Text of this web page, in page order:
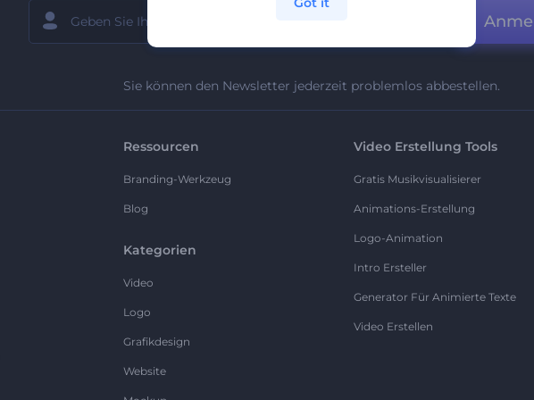
Sie können den Newsletter jederzeit problemlos abbestellen.
Ressourcen
Branding-Werkzeug
Blog
Kategorien
Video
Logo
Grafikdesign
Website
Video Erstellung Tools
Gratis Musikvisualisierer
Animations-Erstellung
Logo-Animation
Intro Ersteller
Generator Für Animierte Texte
Video Erstellen